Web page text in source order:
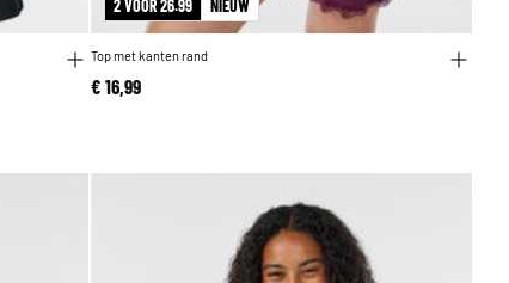
2 VOOR 26.99 NIEUW
Top met kanten rand
€ 16,99